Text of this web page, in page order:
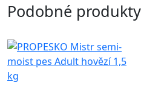
Podobné produkty